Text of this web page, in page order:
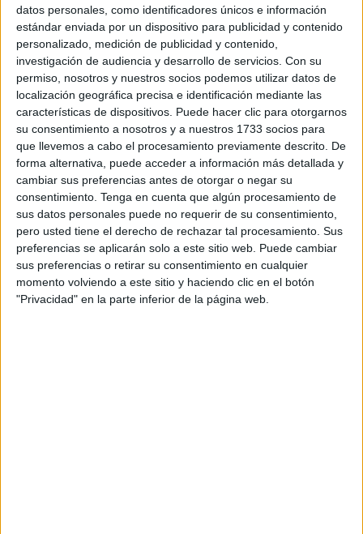
datos personales, como identificadores únicos e información
estándar enviada por un dispositivo para publicidad y contenido
personalizado, medición de publicidad y contenido,
investigación de audiencia y desarrollo de servicios. Con su
permiso, nosotros y nuestros socios podemos utilizar datos de
localización geográfica precisa e identificación mediante las
características de dispositivos. Puede hacer clic para otorgarnos
su consentimiento a nosotros y a nuestros 1733 socios para
que llevemos a cabo el procesamiento previamente descrito. De
forma alternativa, puede acceder a información más detallada y
cambiar sus preferencias antes de otorgar o negar su
consentimiento. Tenga en cuenta que algún procesamiento de
sus datos personales puede no requerir de su consentimiento,
pero usted tiene el derecho de rechazar tal procesamiento. Sus
preferencias se aplicarán solo a este sitio web. Puede cambiar
sus preferencias o retirar su consentimiento en cualquier
momento volviendo a este sitio y haciendo clic en el botón
"Privacidad" en la parte inferior de la página web.
“Según me dijeron, había un pediatra, perola vio un
médicogeneral a una niña con 15 meses”, ha relatado
con cierta tristeza.
Desde las 20:00 hasta las 23:00 horas estuvieron en la
sala de urgencias esperando para ser atendidos.
“Entiendo que hay otras personas por delante y que
también presentan gravedad, pero no es normal estar
esperando tres horas”.
A la espera se unía que en los baños no había agua, lo
que estaba provocando un hedor en toda la sala, además
de privar a la gente de sus necesidades.